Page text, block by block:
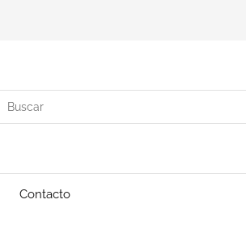
Contacto